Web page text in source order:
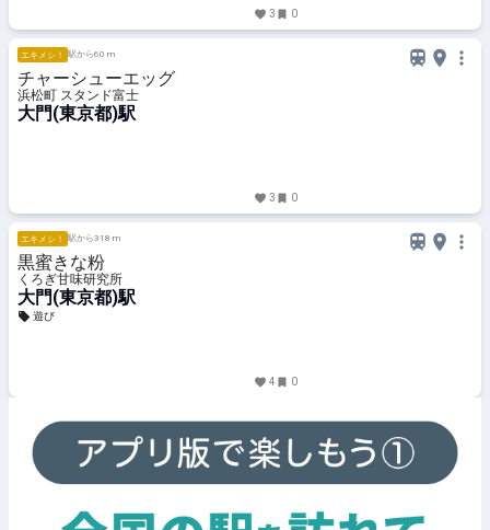
3 0
エキメシ！ 駅から60 m
チャーシューエッグ
浜松町 スタンド富士
大門(東京都)駅
3 0
エキメシ！ 駅から318 m
黒蜜きな粉
くろぎ甘味研究所
大門(東京都)駅
遊び
4 0